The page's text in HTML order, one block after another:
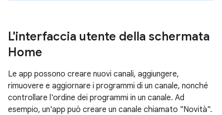
L'interfaccia utente della schermata
Home
Le app possono creare nuovi canali, aggiungere,
rimuovere e aggiornare i programmi di un canale, nonché
controllare l'ordine dei programmi in un canale. Ad
esempio, un'app può creare un canale chiamato "Novità".